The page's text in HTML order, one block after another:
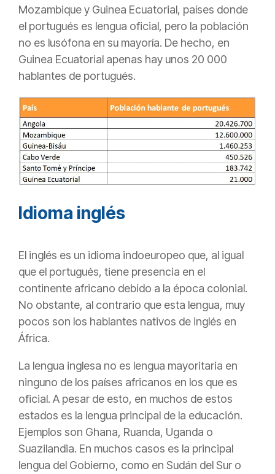
Mozambique y Guinea Ecuatorial, países donde
el portugués es lengua oficial, pero la población
no es lusófona en su mayoría. De hecho, en
Guinea Ecuatorial apenas hay unos 20 000
hablantes de portugués.
Idioma inglés
El inglés es un idioma indoeuropeo que, al igual
que el portugués, tiene presencia en el
continente africano debido a la época colonial.
No obstante, al contrario que esta lengua, muy
pocos son los hablantes nativos de inglés en
África.
La lengua inglesa no es lengua mayoritaria en
ninguno de los países africanos en los que es
oficial. A pesar de esto, en muchos de estos
estados es la lengua principal de la educación.
Ejemplos son Ghana, Ruanda, Uganda o
Suazilandia. En muchos casos es la principal
lengua del Gobierno, como en Sudán del Sur o